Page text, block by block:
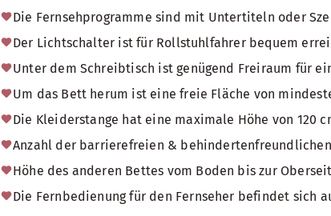
Die Fernsehprogramme sind mit Untertiteln oder
Der Lichtschalter ist für Rollstuhlfahrer bequem
Unter dem Schreibtisch ist genügend Freiraum für
Um das Bett herum ist eine freie Fläche von
Die Kleiderstange hat eine maximale Höhe von 120
Anzahl der barrierefreien &
Höhe des anderen Bettes vom Boden bis zur
Die Fernbedienung für den Fernseher befindet sich